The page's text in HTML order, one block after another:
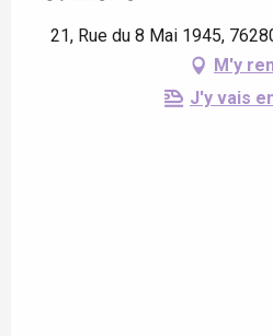
21, Rue du 8 Mai 1945,
M'y
J'y vais